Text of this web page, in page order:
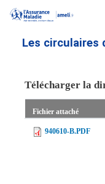
Les circulaires
Télécharger la
Fichier attaché
940610-B.PDF